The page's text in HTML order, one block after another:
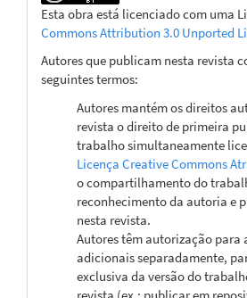
Esta obra está licenciado com uma
Commons Attribution 3.0 Unported
Autores que publicam nesta revista
seguintes termos:
Autores mantém os direitos
revista o direito de primeira
trabalho simultaneamente
Licença Creative Commons
o compartilhamento do
reconhecimento da autoria e
nesta revista.
Autores têm autorização para
adicionais separadamente,
exclusiva da versão do
revista (ex.: publicar em